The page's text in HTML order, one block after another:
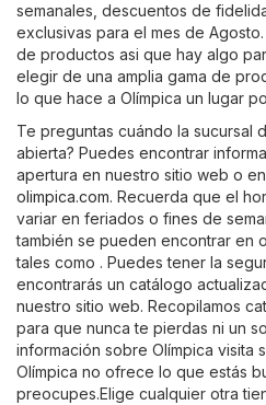
semanales, descuentos de
exclusivas para el mes de
de productos asi que hay algo
elegir de una amplia gama de
lo que hace a Olímpica un lugar
Te preguntas cuándo la sucursal
abierta? Puedes encontrar
apertura en nuestro sitio web o
olimpica.com. Recuerda que el
variar en feriados o fines de
también se pueden encontrar en
tales como . Puedes tener la
encontrarás un catálogo
nuestro sitio web. Recopilamos
para que nunca te pierdas ni un
información sobre Olímpica visita
Olímpica no ofrece lo que estás
preocupes.Elige cualquier otra